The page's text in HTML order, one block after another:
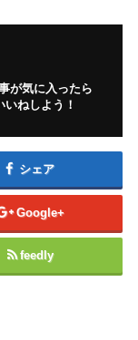
が気に入ったら
いねしよう！
シェア
Google+
feedly